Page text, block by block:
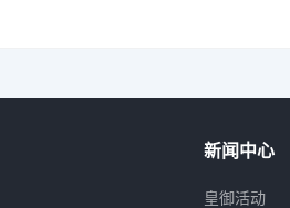
新闻中心
皇御活动